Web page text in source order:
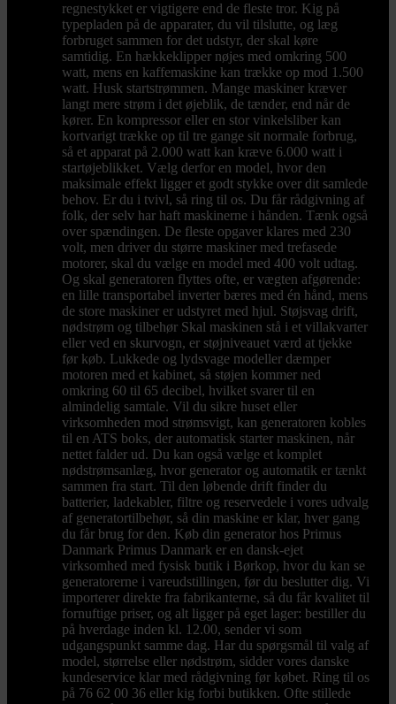
regnestykket er vigtigere end de fleste tror. Kig på
typepladen på de apparater, du vil tilslutte, og læg
forbruget sammen for det udstyr, der skal køre
samtidig. En hækkeklipper nøjes med omkring 500
watt, mens en kaffemaskine kan trække op mod 1.500
watt. Husk startstrømmen. Mange maskiner kræver
langt mere strøm i det øjeblik, de tænder, end når de
kører. En kompressor eller en stor vinkelsliber kan
kortvarigt trække op til tre gange sit normale forbrug,
så et apparat på 2.000 watt kan kræve 6.000 watt i
startøjeblikket. Vælg derfor en model, hvor den
maksimale effekt ligger et godt stykke over dit samlede
behov. Er du i tvivl, så ring til os. Du får rådgivning af
folk, der selv har haft maskinerne i hånden. Tænk også
over spændingen. De fleste opgaver klares med 230
volt, men driver du større maskiner med trefasede
motorer, skal du vælge en model med 400 volt udtag.
Og skal generatoren flyttes ofte, er vægten afgørende:
en lille transportabel inverter bæres med én hånd, mens
de store maskiner er udstyret med hjul. Støjsvag drift,
nødstrøm og tilbehør Skal maskinen stå i et villakvarter
eller ved en skurvogn, er støjniveauet værd at tjekke
før køb. Lukkede og lydsvage modeller dæmper
motoren med et kabinet, så støjen kommer ned
omkring 60 til 65 decibel, hvilket svarer til en
almindelig samtale. Vil du sikre huset eller
virksomheden mod strømsvigt, kan generatoren kobles
til en ATS boks, der automatisk starter maskinen, når
nettet falder ud. Du kan også vælge et komplet
nødstrømsanlæg, hvor generator og automatik er tænkt
sammen fra start. Til den løbende drift finder du
batterier, ladekabler, filtre og reservedele i vores udvalg
af generatortilbehør, så din maskine er klar, hver gang
du får brug for den. Køb din generator hos Primus
Danmark Primus Danmark er en dansk-ejet
virksomhed med fysisk butik i Børkop, hvor du kan se
generatorerne i vareudstillingen, før du beslutter dig. Vi
importerer direkte fra fabrikanterne, så du får kvalitet til
fornuftige priser, og alt ligger på eget lager: bestiller du
på hverdage inden kl. 12.00, sender vi som
udgangspunkt samme dag. Har du spørgsmål til valg af
model, størrelse eller nødstrøm, sidder vores danske
kundeservice klar med rådgivning før købet. Ring til os
på 76 62 00 36 eller kig forbi butikken. Ofte stillede